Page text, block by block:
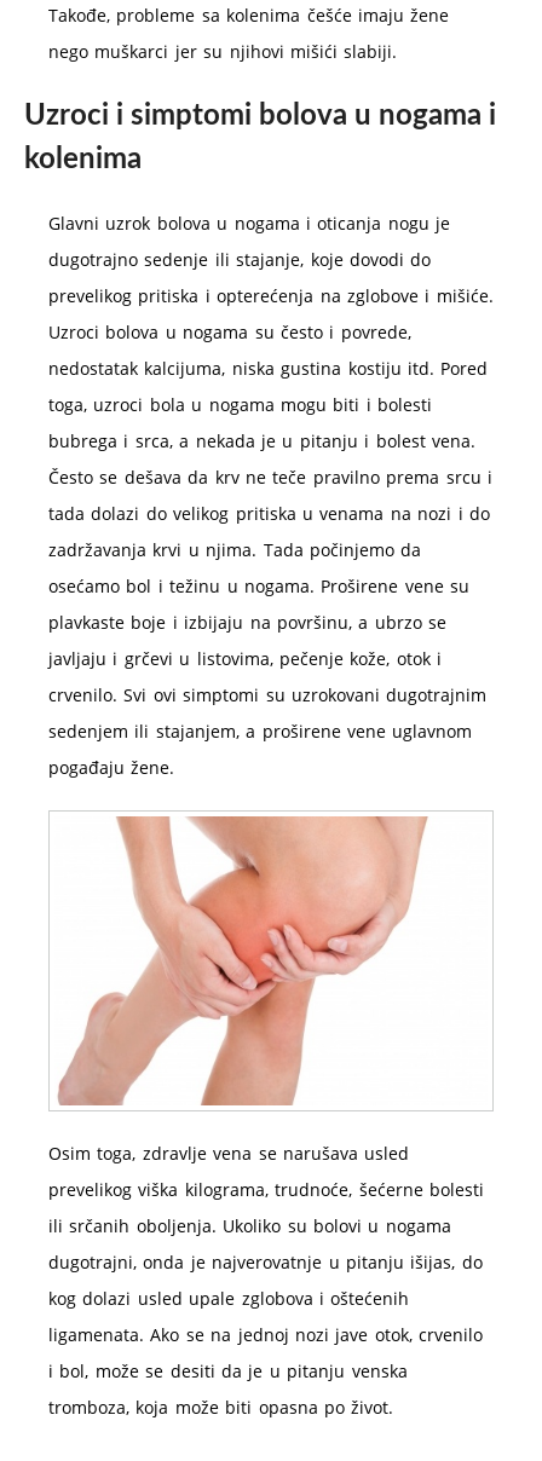
Takođe, probleme sa kolenima češće imaju žene
nego muškarci jer su njihovi mišići slabiji.
Uzroci i simptomi bolova u nogama i
kolenima
Glavni uzrok bolova u nogama i oticanja nogu je
dugotrajno sedenje ili stajanje, koje dovodi do
prevelikog pritiska i opterećenja na zglobove i mišiće.
Uzroci bolova u nogama su često i povrede,
nedostatak kalcijuma, niska gustina kostiju itd. Pored
toga, uzroci bola u nogama mogu biti i bolesti
bubrega i srca, a nekada je u pitanju i bolest vena.
Često se dešava da krv ne teče pravilno prema srcu i
tada dolazi do velikog pritiska u venama na nozi i do
zadržavanja krvi u njima. Tada počinjemo da
osećamo bol i težinu u nogama. Proširene vene su
plavkaste boje i izbijaju na površinu, a ubrzo se
javljaju i grčevi u listovima, pečenje kože, otok i
crvenilo. Svi ovi simptomi su uzrokovani dugotrajnim
sedenjem ili stajanjem, a proširene vene uglavnom
pogađaju žene.
Osim toga, zdravlje vena se narušava usled
prevelikog viška kilograma, trudnoće, šećerne bolesti
ili srčanih oboljenja. Ukoliko su bolovi u nogama
dugotrajni, onda je najverovatnje u pitanju išijas, do
kog dolazi usled upale zglobova i oštećenih
ligamenata. Ako se na jednoj nozi jave otok, crvenilo
i bol, može se desiti da je u pitanju venska
tromboza, koja može biti opasna po život.